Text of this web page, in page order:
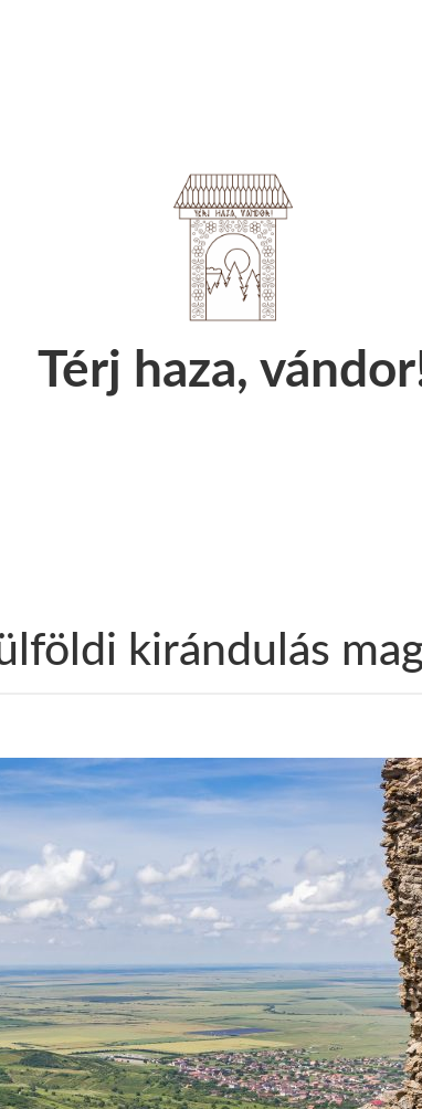
Térj haza,
kirándulás